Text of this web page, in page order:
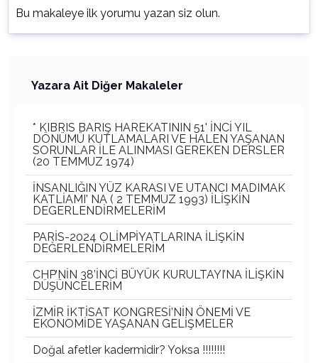
Bu makaleye ilk yorumu yazan siz olun.
Yazara Ait Diğer Makaleler
* KIBRIS BARIŞ HAREKATININ 51' İNCİ YIL
DÖNÜMÜ KUTLAMALARI VE HALEN YAŞANAN
SORUNLAR İLE ALINMASI GEREKEN DERSLER
(20 TEMMUZ 1974)
İNSANLIĞIN YÜZ KARASI VE UTANCI MADIMAK
KATLİAMI' NA ( 2 TEMMUZ 1993) İLİŞKİN
DEGERLENDİRMELERİM
PARİS-2024 OLİMPİYATLARINA İLİŞKİN
DEĞERLENDİRMELERİM
CHP’NİN 38’İNCİ BÜYÜK KURULTAYI’NA İLİŞKİN
DÜŞÜNCELERİM
İZMİR İKTİSAT KONGRESİ’NİN ÖNEMİ VE
EKONOMİDE YAŞANAN GELİŞMELER
Doğal afetler kadermidir? Yoksa !!!!!!!!